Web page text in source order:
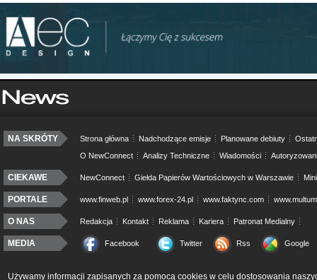
NA SKRÓTY Strona główna Nadchodzące emisje Planowane debiuty
O NewConnect
Analizy Techniczne Wiadomości
CIEKAWE NewConnect Giełda Papierów Wartościowych w Warszawie
PORTALE www.finweb.pl www.forex-24.pl www.faktync.com
O NAS Redakcja Kontakt Reklama Kariera Patronat Medialny
MEDIA Facebook Twitter Rss Google
Używamy informacji zapisanych za pomocą cookies w celu dostosowania